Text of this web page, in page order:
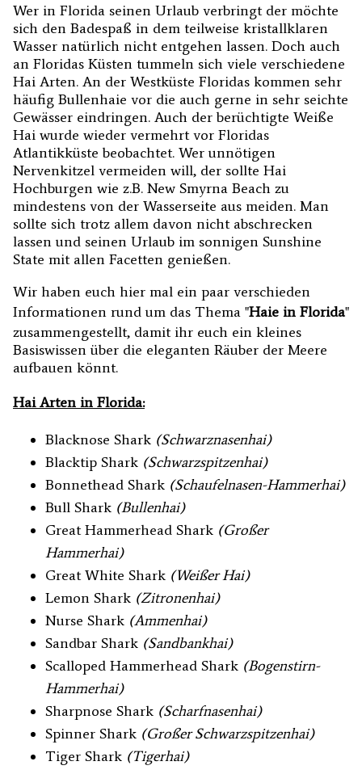
Wer in Florida seinen Urlaub verbringt der möchte
sich den Badespaß in dem teilweise kristallklaren
Wasser natürlich nicht entgehen lassen. Doch auch
an Floridas Küsten tummeln sich viele verschiedene
Hai Arten. An der Westküste Floridas kommen sehr
häufig Bullenhaie vor die auch gerne in sehr seichte
Gewässer eindringen. Auch der berüchtigte Weiße
Hai wurde wieder vermehrt vor Floridas
Atlantikküste beobachtet. Wer unnötigen
Nervenkitzel vermeiden will, der sollte Hai
Hochburgen wie z.B. New Smyrna Beach zu
mindestens von der Wasserseite aus meiden. Man
sollte sich trotz allem davon nicht abschrecken
lassen und seinen Urlaub im sonnigen Sunshine
State mit allen Facetten genießen.
Wir haben euch hier mal ein paar verschieden
Informationen rund um das Thema "Haie in Florida"
zusammengestellt, damit ihr euch ein kleines
Basiswissen über die eleganten Räuber der Meere
aufbauen könnt.
Hai Arten in Florida:
Blacknose Shark (Schwarznasenhai)
Blacktip Shark (Schwarzspitzenhai)
Bonnethead Shark (Schaufelnasen-Hammerhai)
Bull Shark (Bullenhai)
Great Hammerhead Shark (Großer
Hammerhai)
Great White Shark (Weißer Hai)
Lemon Shark (Zitronenhai)
Nurse Shark (Ammenhai)
Sandbar Shark (Sandbankhai)
Scalloped Hammerhead Shark (Bogenstirn-
Hammerhai)
Sharpnose Shark (Scharfnasenhai)
Spinner Shark (Großer Schwarzspitzenhai)
Tiger Shark (Tigerhai)